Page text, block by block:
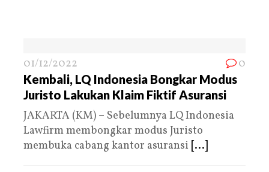
01/12/2022 0
Kembali, LQ Indonesia Bongkar Modus
Juristo Lakukan Klaim Fiktif Asuransi
JAKARTA (KM) – Sebelumnya LQ Indonesia
Lawfirm membongkar modus Juristo
membuka cabang kantor asuransi [...]